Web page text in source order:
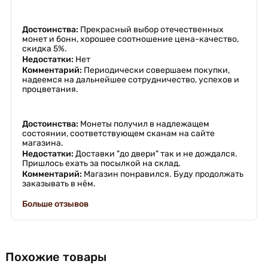
Достоинства: Прекрасный выбор отечественных
монет и бонн, хорошее соотношение цена-качество,
скидка 5%.
Недостатки: Нет
Комментарий: Периодически совершаем покупки,
надеемся на дальнейшее сотрудничество, успехов и
процветания.
Достоинства: Монеты получил в надлежащем
состоянии, соответствующем сканам на сайте
магазина.
Недостатки: Доставки "до двери" так и не дождался.
Пришлось ехать за посылкой на склад.
Комментарий: Магазин понравился. Буду продолжать
заказывать в нём.
Больше отзывов
Похожие товары